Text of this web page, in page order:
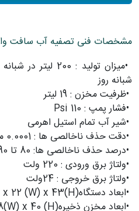
مشخصات فنی تصفیه آب سافت
•
شبانه روز
•ظرفیت مخزن : 19 لیتر
•فشار پمپ : 110 Psi
•شیر آب تمام استیل اهرمی
•دقت حذف ناخالصی ها : 0.0001 میکرون
•درصد حذف ناخالصی ها: 80 تا 90 درصد
•ولتاژ برق ورودی : 220 ولت
•ولتاژ برق خروجی : 24ولت
•ابعاد دستگاه22 (W) x 43(H)
•ابعاد مخزن ذخیرهx 40 (H)